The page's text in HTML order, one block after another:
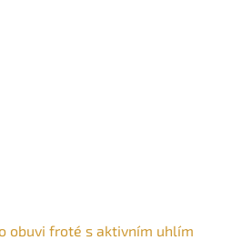
obuvi froté s aktivním uhlím